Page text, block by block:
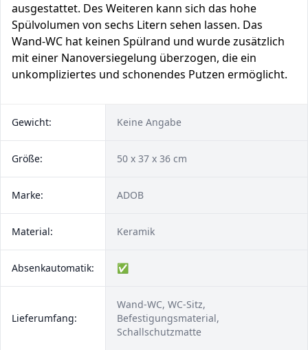
ausgestattet. Des Weiteren kann sich das hohe
Spülvolumen von sechs Litern sehen lassen. Das
Wand-WC hat keinen Spülrand und wurde zusätzlich
mit einer Nanoversiegelung überzogen, die ein
unkompliziertes und schonendes Putzen ermöglicht.
Gewicht: Keine Angabe
Größe: 50 x 37 x 36 cm
Marke: ADOB
Material: Keramik
Absenkautomatik: ✅
Lieferumfang:
Wand-WC, WC-Sitz,
Befestigungsmaterial,
Schallschutzmatte